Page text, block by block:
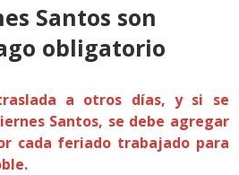
Santos son
obligatorio
a otros días, y si se
Santos, se debe agregar
cada feriado trabajado para